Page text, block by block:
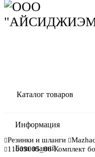
Каталог товаров
Информация
О компании
База знаний
Резинки и шланги
11009005_06 Комплект